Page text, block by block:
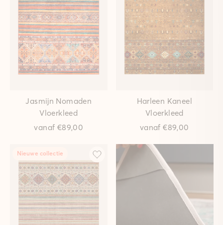
Jasmijn Nomaden
Vloerkleed
vanaf €89,00
Harleen Kaneel
Vloerkleed
vanaf€89,00
Nieuwe collectie